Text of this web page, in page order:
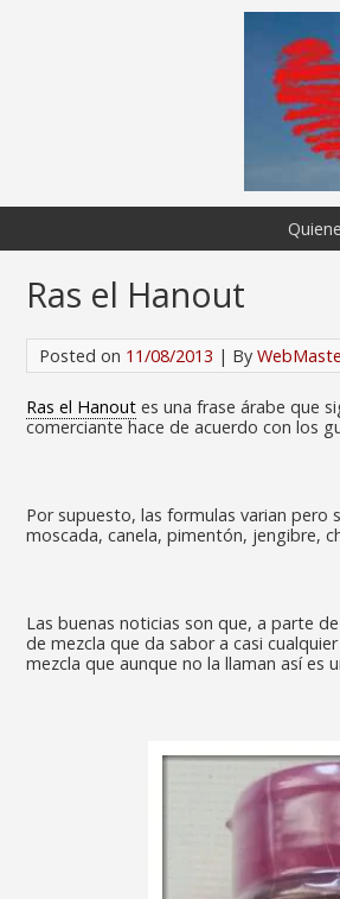
Ras el Hanout
Posted on 11/08/2013 | By
Ras el Hanout es una frase árabe que
comerciante hace de acuerdo con los
Por supuesto, las formulas varian
moscada, canela, pimentón, jengibre,
Las buenas noticias son que, a parte
de mezcla que da sabor a casi
mezcla que aunque no la llaman así es